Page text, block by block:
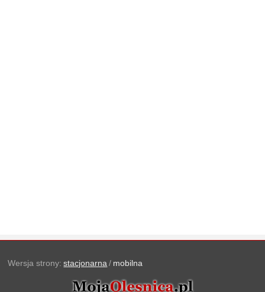
Wersja strony: stacjonarna / mobilna